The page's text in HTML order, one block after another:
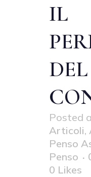
IL
DEL
Posted
Articoli,
Penso
Penso
0 Likes